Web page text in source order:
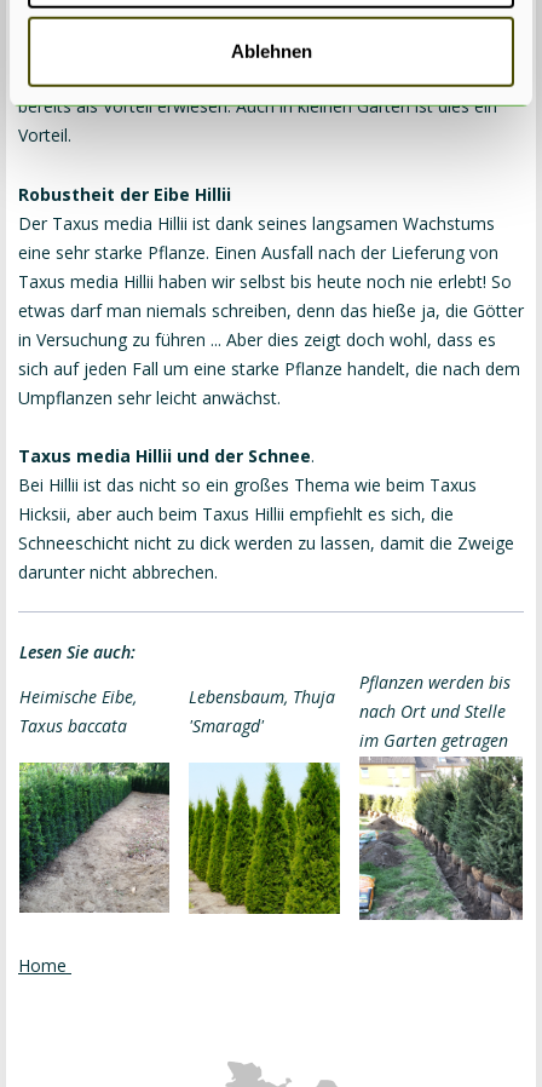
Ablehnen
sie enger nebeneinander pflanzt. Die Eibe Hillii ist übrigens ideal
für eine schmale Hecke, weil diese Sorte viel mehr in die Höhe
als in die Breite wächst. Dies hat sich für viele unserer Kunden
bereits als Vorteil erwiesen. Auch in kleinen Gärten ist dies ein
Vorteil.
Robustheit der Eibe Hillii
Der Taxus media Hillii ist dank seines langsamen Wachstums
eine sehr starke Pflanze. Einen Ausfall nach der Lieferung von
Taxus media Hillii haben wir selbst bis heute noch nie erlebt! So
etwas darf man niemals schreiben, denn das hieße ja, die Götter
in Versuchung zu führen ... Aber dies zeigt doch wohl, dass es
sich auf jeden Fall um eine starke Pflanze handelt, die nach dem
Umpflanzen sehr leicht anwächst.
Taxus media Hillii und der Schnee.
Bei Hillii ist das nicht so ein großes Thema wie beim Taxus
Hicksii, aber auch beim Taxus Hillii empfiehlt es sich, die
Schneeschicht nicht zu dick werden zu lassen, damit die Zweige
darunter nicht abbrechen.
Lesen Sie auch:
Heimische Eibe,
Taxus baccata
Lebensbaum, Thuja
'Smaragd'
Pflanzen werden bis
nach Ort und Stelle
im Garten getragen
Home